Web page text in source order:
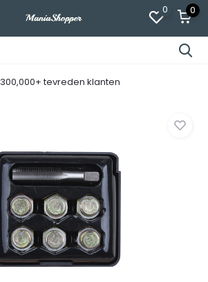
0 0
300,000+ tevreden klanten